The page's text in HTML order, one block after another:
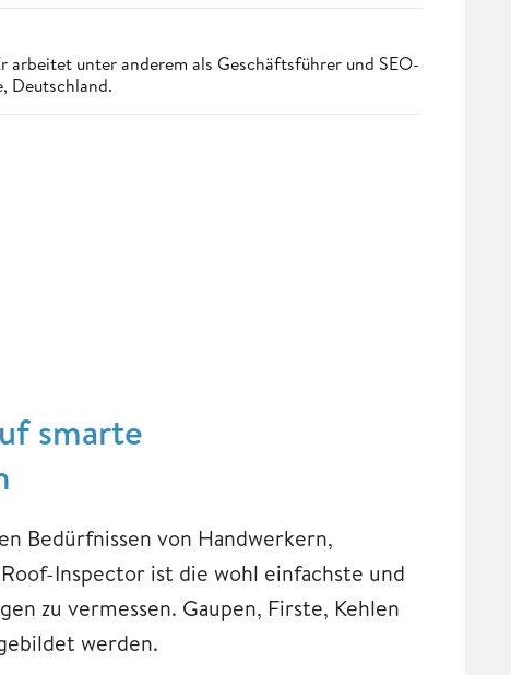
unter anderem als Geschäftsführer und SEO-
Deutschland.
smarte
Bedürfnissen von Handwerkern,
Inspector ist die wohl einfachste und
zu vermessen. Gaupen, Firste, Kehlen
werden.